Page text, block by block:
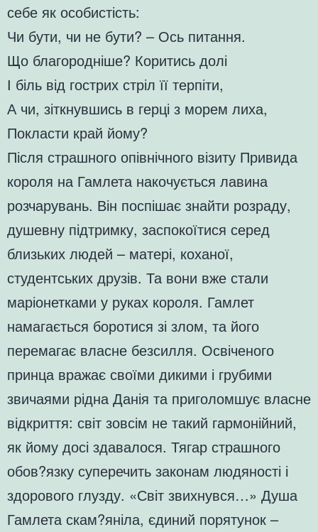
себе як особистість:
Чи бути, чи не бути? – Ось питання.
Що благородніше? Коритись долі
І біль від гострих стріл її терпіти,
А чи, зіткнувшись в герці з морем лиха,
Покласти край йому?
Після страшного опівнічного візиту Привида
короля на Гамлета накочується лавина
розчарувань. Він поспішає знайти розраду,
душевну підтримку, заспокоїтися серед
близьких людей – матері, коханої,
студентських друзів. Та вони вже стали
маріонетками у руках короля. Гамлет
намагається боротися зі злом, та його
перемагає власне безсилля. Освіченого
принца вражає своїми дикими і грубими
звичаями рідна Данія та приголомшує власне
відкриття: світ зовсім не такий гармонійний,
як йому досі здавалося. Тягар страшного
обов?язку суперечить законам людяності і
здорового глузду. «Світ звихнувся…» Душа
Гамлета скам?яніла, єдиний порятунок –